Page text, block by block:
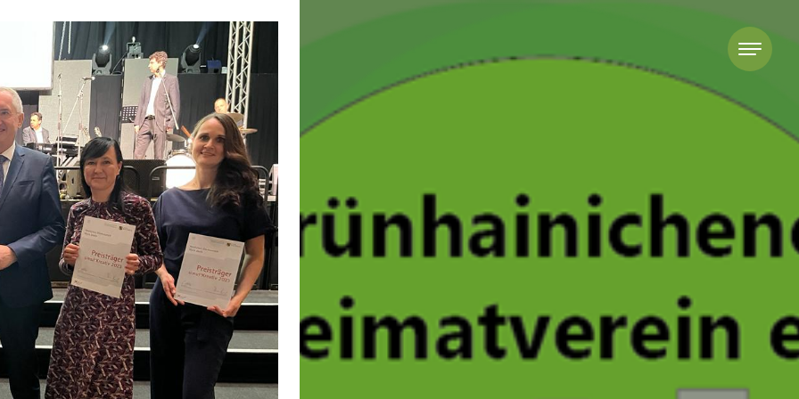
Anstehende Veranstaltungen
SEP.
20
09:30- 11:30
Kräuterwanderung
OKT.
17
10:00- 17:30
Kutschfahrt ins
Waldlabyrinth mit
Mittagessen
Kalender anzeigen
Suchen